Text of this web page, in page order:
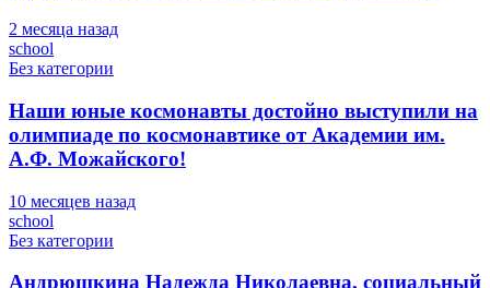
2 месяца назад
school
Без категории
Наши юные космонавты достойно выступили на
олимпиаде по космонавтике от Академии им.
А.Ф. Можайского!
10 месяцев назад
school
Без категории
Андрюшкина Надежда Николаевна, социальный